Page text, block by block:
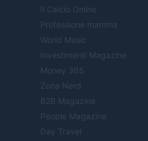
Il Calcio Online
Professione mamma
World Music
Investimenti Magazine
Money 365
Zona Nerd
B2B Magazine
People Magazine
Day Travel